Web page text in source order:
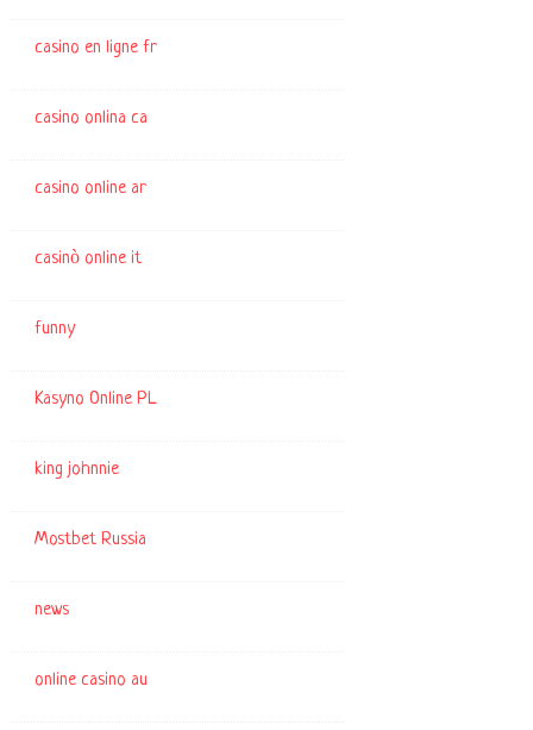
casino en ligne fr
casino onlina ca
casino online ar
casinò online it
funny
Kasyno Online PL
king johnnie
Mostbet Russia
news
online casino au